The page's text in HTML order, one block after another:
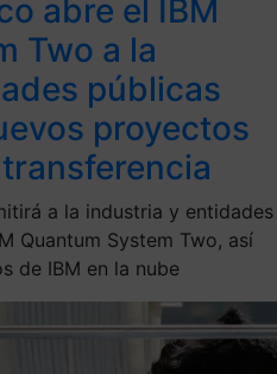
abre el IBM
Two a la
públicas
proyectos
a la industria y entidades
Quantum System Two, así
de IBM en la nube